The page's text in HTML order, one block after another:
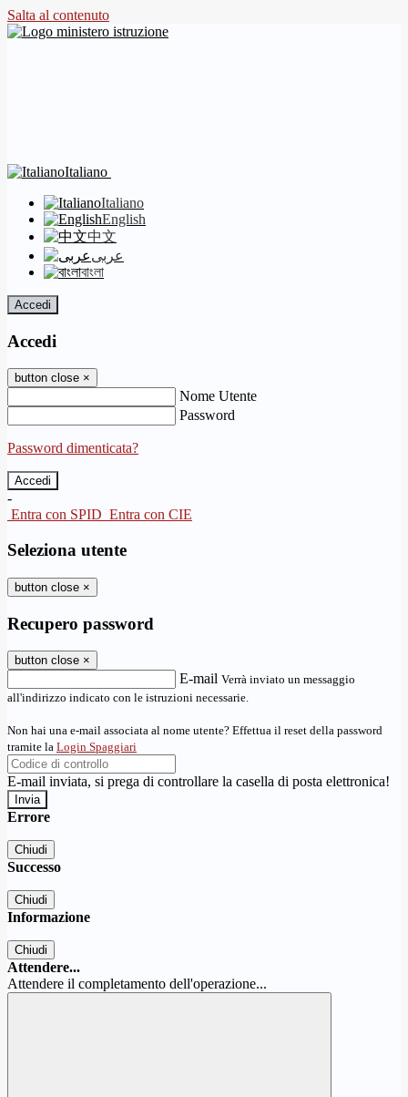
Salta al contenuto
Italiano
Italiano
English
中文
عربى
বাংলা
Accedi
Accedi
button close ×
Nome Utente
Password
Password dimenticata?
-
Entra con SPID Entra con CIE
Seleziona utente
button close ×
Recupero password
button close ×
E-mail Verrà inviato un messaggio
all'indirizzo indicato con le istruzioni necessarie.
Non hai una e-mail associata al nome utente? Effettua il reset della password
tramite la Login Spaggiari
E-mail inviata, si prega di controllare la casella di posta elettronica!
Errore
Chiudi
Successo
Chiudi
Informazione
Chiudi
Attendere...
Attendere il completamento dell'operazione...